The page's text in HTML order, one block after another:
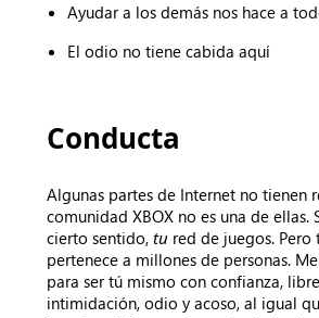
Ayudar a los demás nos hace a
El odio no tiene cabida aquí
Conducta
Algunas partes de Internet no tienen
comunidad XBOX no es una de ellas.
cierto sentido,tu red de juegos. Pero
pertenece a millones de personas.
para ser tú mismo con confianza,
intimidación, odio y acoso, al igual